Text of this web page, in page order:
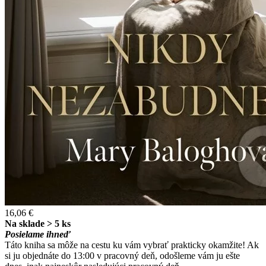
16,06 €
Na sklade > 5 ks
Posielame ihneď
Táto kniha sa môže na cestu ku vám vybrať prakticky okamžite! Ak
si ju objednáte do 13:00 v pracovný deň, odošleme vám ju ešte